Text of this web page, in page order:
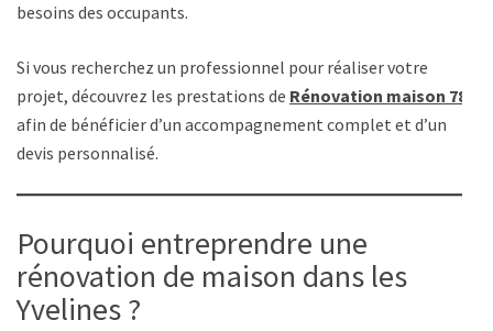
besoins des occupants.
Si vous recherchez un professionnel pour réaliser votre
projet, découvrez les prestations de Rénovation maison 78
afin de bénéficier d’un accompagnement complet et d’un
devis personnalisé.
Pourquoi entreprendre une
rénovation de maison dans les
Yvelines ?